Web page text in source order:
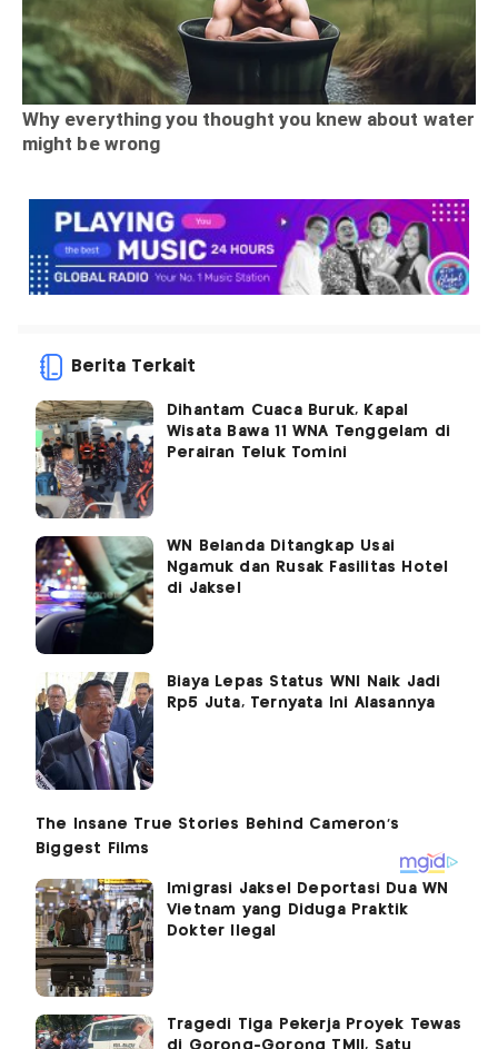
Berita Terkait
Dihantam Cuaca Buruk, Kapal
Wisata Bawa 11 WNA Tenggelam di
Perairan Teluk Tomini
WN Belanda Ditangkap Usai
Ngamuk dan Rusak Fasilitas Hotel
di Jaksel
Biaya Lepas Status WNI Naik Jadi
Rp5 Juta, Ternyata Ini Alasannya
Imigrasi Jaksel Deportasi Dua WN
Vietnam yang Diduga Praktik
Dokter Ilegal
Tragedi Tiga Pekerja Proyek Tewas
di Gorong-Gorong TMII, Satu